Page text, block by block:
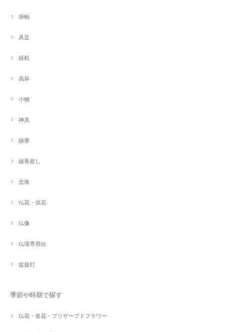
掛軸
具足
経机
高坏
小物
神具
線香
線香差し
念珠
仏花・供花
仏像
仏壇専用台
盆提灯
季節や時期で探す
仏花・造花・プリザーブドフラワー